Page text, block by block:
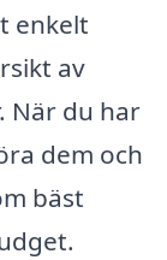
enkelt
av
När du har
dem och
bäst